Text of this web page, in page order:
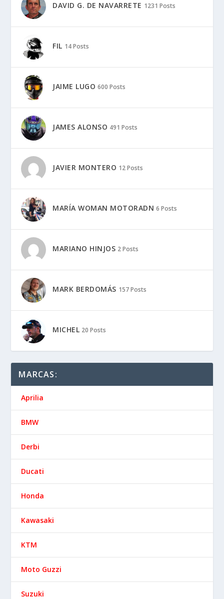
DAVID G. DE NAVARRETE 1231 Posts
FIL 14 Posts
JAIME LUGO 600 Posts
JAMES ALONSO 491 Posts
JAVIER MONTERO 12 Posts
MARÍA WOMAN MOTORADN 6 Posts
MARIANO HINJOS 2 Posts
MARK BERDOMÁS 157 Posts
MICHEL 20 Posts
MARCAS:
Aprilia
BMW
Derbi
Ducati
Honda
Kawasaki
KTM
Moto Guzzi
Suzuki